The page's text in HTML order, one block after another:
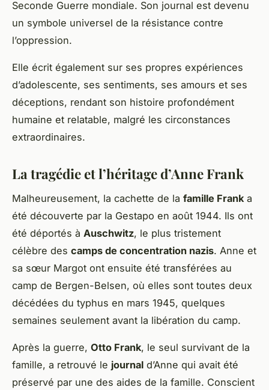
Seconde Guerre mondiale. Son journal est devenu
un symbole universel de la résistance contre
l’oppression.
Elle écrit également sur ses propres expériences
d’adolescente, ses sentiments, ses amours et ses
déceptions, rendant son histoire profondément
humaine et relatable, malgré les circonstances
extraordinaires.
La tragédie et l’héritage d’Anne Frank
Malheureusement, la cachette de la famille Frank a
été découverte par la Gestapo en août 1944. Ils ont
été déportés à Auschwitz, le plus tristement
célèbre des camps de concentration nazis. Anne et
sa sœur Margot ont ensuite été transférées au
camp de Bergen-Belsen, où elles sont toutes deux
décédées du typhus en mars 1945, quelques
semaines seulement avant la libération du camp.
Après la guerre, Otto Frank, le seul survivant de la
famille, a retrouvé le journal d’Anne qui avait été
préservé par une des aides de la famille. Conscient